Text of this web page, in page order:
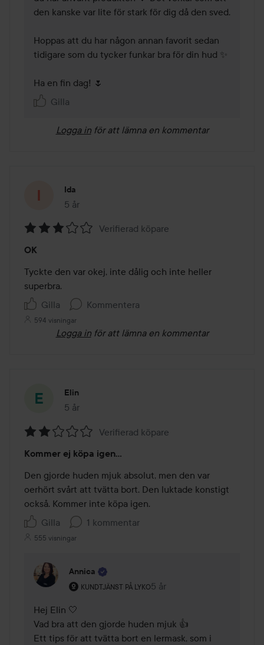
den kanske var lite för stark för dig då den sved.
Hoppas att du har någon annan favorit sedan
tidigare som du tycker funkar bra för din hud ✨
Ha en fin dag! 🌷
Gilla
Logga in för att lämna en kommentar
Ida
5 år
Inlägget skapades 5 år
3
av
5
Verifierad köpare
OK
Tyckte den var okej, inte dålig och inte heller
superbra.
Gilla
Kommentera
594 visningar
Logga in för att lämna en kommentar
Elin
5 år
Inlägget skapades 5 år
2
av
5
Verifierad köpare
Kommer ej köpa igen...
Den gjorde huden mjuk absolut, men den var
oerhört svårt att tvätta bort. Den luktade konstigt
också. Kommer inte köpa igen.
Gilla
1 kommentar
555 visningar
Annica
KUNDTJÄNST PÅ LYKO
Användarens roll: Kundtjänst på Lyko.
5 år
Kommentaren lades 5 år
Hej Elin 🤍
Vad bra att den gjorde huden mjuk 👍
Ett tips för att tvätta bort en lermask, som i